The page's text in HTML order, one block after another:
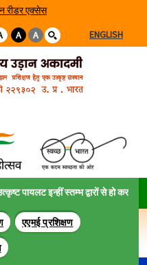
रीडर एक्सेस
A A ENGLISH
पायलट इन्हीं स्तम्भ द्वारों से हो कर
एएमई प्रशिक्षण